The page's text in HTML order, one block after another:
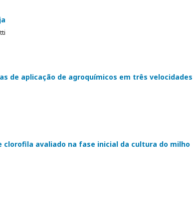
de aplicação de agroquímicos em três velocidades
avaliado na fase inicial da cultura do milho